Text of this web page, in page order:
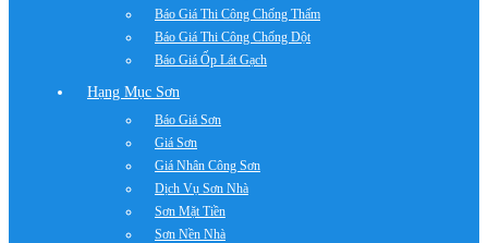
Báo Giá Thi Công Chống Thấm
Báo Giá Thi Công Chống Dột
Báo Giá Ốp Lát Gạch
Hạng Mục Sơn
Báo Giá Sơn
Giá Sơn
Giá Nhân Công Sơn
Dịch Vụ Sơn Nhà
Sơn Mặt Tiền
Sơn Nền Nhà